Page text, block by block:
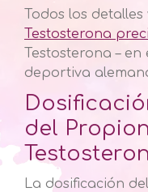
Todos los detalles
Testosterona
Testosterona –
deportiva
del
La dosificación